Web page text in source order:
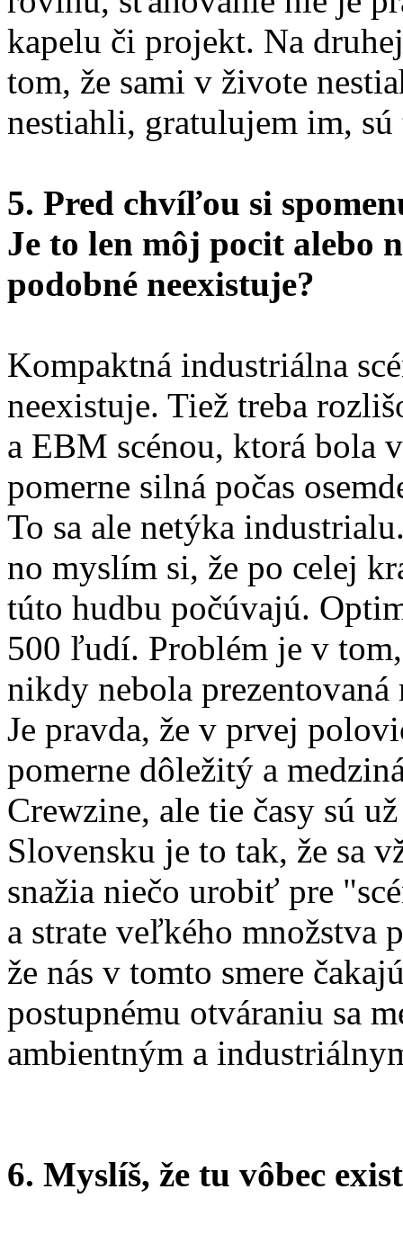
kapelu či projekt. Na
tom, že sami v živote
nestiahli, gratulujem im,
5. Pred chvíľou si
Je to len môj pocit alebo
podobné neexistuje?
Kompaktná industriálna
neexistuje. Tiež treba
a EBM scénou, ktorá bola
pomerne silná počas
To sa ale netýka
no myslím si, že po celej
túto hudbu počúvajú.
500 ľudí. Problém je v
nikdy nebola
Je pravda, že v prvej
pomerne dôležitý a
Crewzine, ale tie časy sú
Slovensku je to tak, že sa
snažia niečo urobiť pre
a strate veľkého množstva
že nás v tomto smere
postupnému otváraniu sa
ambientným a
6. Myslíš, že tu vôbec